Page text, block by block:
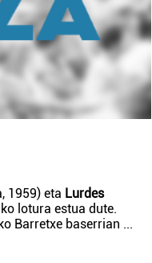
1959) eta Lurdes
lotura estua dute.
Barretxe baserrian ...